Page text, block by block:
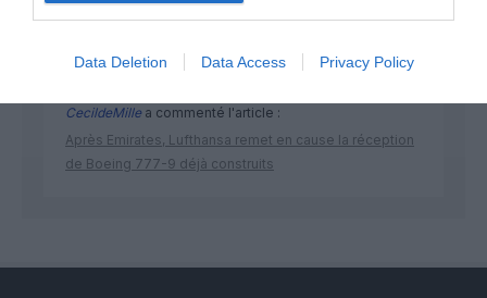
Data Deletion Data Access Privacy Policy
Fiabilité du COMAC C919 : des anomalies signalées
CecildeMillea commenté l'article :
Après Emirates, Lufthansa remet en cause la réception
de Boeing 777-9 déjà construits